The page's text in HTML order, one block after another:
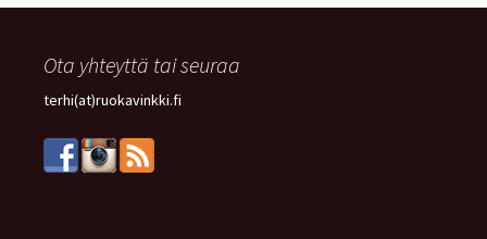
Ota yhteyttä tai seuraa
terhi(at)ruokavinkki.fi